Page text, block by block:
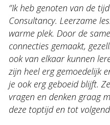
‘’Ik heb genoten van de
Consultancy. Leerzame
warme plek. Door de
connecties gemaakt,
ook van elkaar kunnen
zijn heel erg gemoedelijk
je ook erg geboeid blijft.
vragen en denken graag
deze toptijd en tot